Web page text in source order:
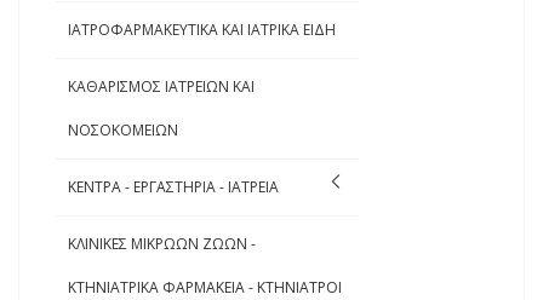
ΙΑΤΡΟΦΑΡΜΑΚΕΥΤΙΚΑ ΚΑΙ ΙΑΤΡΙΚΑ ΕΙΔΗ
ΚΑΘΑΡΙΣΜΟΣ ΙΑΤΡΕΙΩΝ ΚΑΙ
ΝΟΣΟΚΟΜΕΙΩΝ
ΚΕΝΤΡΑ - ΕΡΓΑΣΤΗΡΙΑ - ΙΑΤΡΕΙΑ
ΚΛΙΝΙΚΕΣ ΜΙΚΡΩΩΝ ΖΩΩΝ -
ΚΤΗΝΙΑΤΡΙΚΑ ΦΑΡΜΑΚΕΙΑ - ΚΤΗΝΙΑΤΡΟΙ